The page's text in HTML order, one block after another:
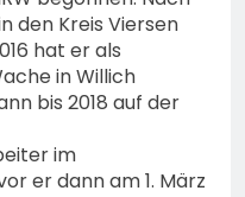
den Kreis Viersen
hat er als
in Willich
bis 2018 auf der
im
er dann am 1. März